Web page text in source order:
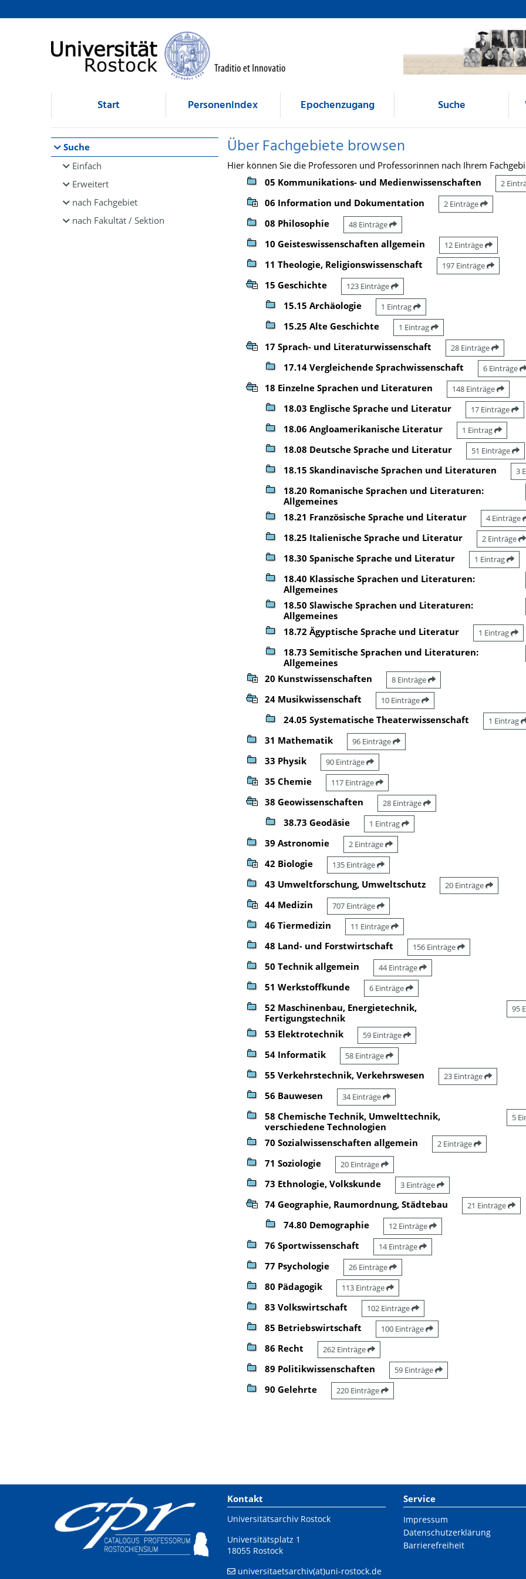
Browsen
direkt zum Inhalt
Start Personenindex Epochenzugang Suche
Suche
Einfach
Erweitert
nach Fachgebiet
nach Fakultät / Sektion
Über Fachgebiete browsen
Hier können Sie die Professoren und Professorinnen nach Ihrem
05 Kommunikations- und Medienwissenschaften
2
06 Information und Dokumentation 2 Einträge
08 Philosophie 48 Einträge
10 Geisteswissenschaften allgemein 12 Einträge
11 Theologie, Religionswissenschaft 197 Einträge
15 Geschichte 123 Einträge
15.15 Archäologie 1 Eintrag
15.25 Alte Geschichte 1 Eintrag
17 Sprach- und Literaturwissenschaft 28 Einträge
17.14 Vergleichende Sprachwissenschaft 6 Einträge
18 Einzelne Sprachen und Literaturen 148 Einträge
18.03 Englische Sprache und Literatur 17 Einträge
18.06 Angloamerikanische Literatur 1 Eintrag
18.08 Deutsche Sprache und Literatur 51 Einträge
18.15 Skandinavische Sprachen und Literaturen 3
18.20 Romanische Sprachen und Literaturen:
Allgemeines
18.21 Französische Sprache und Literatur 4 Einträge
18.25 Italienische Sprache und Literatur 2 Einträge
18.30 Spanische Sprache und Literatur 1 Eintrag
18.40 Klassische Sprachen und Literaturen:
Allgemeines
18.50 Slawische Sprachen und Literaturen:
Allgemeines
18.72 Ägyptische Sprache und Literatur 1 Eintrag
18.73 Semitische Sprachen und Literaturen:
Allgemeines
20 Kunstwissenschaften 8 Einträge
24 Musikwissenschaft 10 Einträge
24.05 Systematische Theaterwissenschaft 1 Eintrag
31 Mathematik 96 Einträge
33 Physik 90 Einträge
35 Chemie 117 Einträge
38 Geowissenschaften 28 Einträge
38.73 Geodäsie 1 Eintrag
39 Astronomie 2 Einträge
42 Biologie 135 Einträge
43 Umweltforschung, Umweltschutz 20 Einträge
44 Medizin 707 Einträge
46 Tiermedizin 11 Einträge
48 Land- und Forstwirtschaft 156 Einträge
50 Technik allgemein 44 Einträge
51 Werkstoffkunde 6 Einträge
52 Maschinenbau, Energietechnik,
Fertigungstechnik
95
53 Elektrotechnik 59 Einträge
54 Informatik 58 Einträge
55 Verkehrstechnik, Verkehrswesen 23 Einträge
56 Bauwesen 34 Einträge
58 Chemische Technik, Umwelttechnik,
verschiedene Technologien
5
70 Sozialwissenschaften allgemein 2 Einträge
71 Soziologie 20 Einträge
73 Ethnologie, Volkskunde 3 Einträge
74 Geographie, Raumordnung, Städtebau 21 Einträge
74.80 Demographie 12 Einträge
76 Sportwissenschaft 14 Einträge
77 Psychologie 26 Einträge
80 Pädagogik 113 Einträge
83 Volkswirtschaft 102 Einträge
85 Betriebswirtschaft 100 Einträge
86 Recht 262 Einträge
89 Politikwissenschaften 59 Einträge
90 Gelehrte 220 Einträge
Kontakt
Universitätsarchiv Rostock
Universitätsplatz 1
18055 Rostock
universitaetsarchiv(at)uni-rostock.de
Service
Impressum
Datenschutzerklärung
Barrierefreiheit